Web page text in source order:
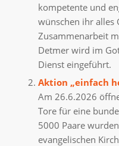
kompetente und
wünschen ihr alles
Zusammenarbeit
Detmer wird im
Dienst eingeführt.
Aktion „einfach
Am 26.6.2026
Tore für eine
5000 Paare
evangelischen